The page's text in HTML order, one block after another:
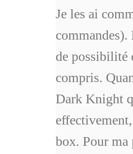
Je les ai
de possibilité
compris.
Dark Knight
box. Pour ma